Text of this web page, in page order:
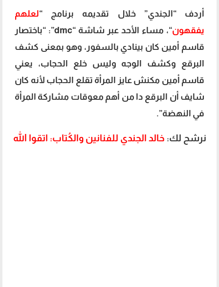
أردف “الجندي” خلال تقديمه برنامج “لعلهم
يفقهون
“، مساء الأحد عبر شاشة “dmc”: “باختصار
قاسم أمين كان بينادي بالسفور، وهو بمعنى كشف
البرقع وكشف الوجه وليس خلع الحجاب، يعني
قاسم أمين مكنش عايز المرأة تقلع الحجاب لأنه كان
شايف أن البرقع دا من أهم معوقات مشاركة المرأة
في النهضة”.
نرشح لك: خالد الجندي للفنانين والكُتاب: اتقوا الله